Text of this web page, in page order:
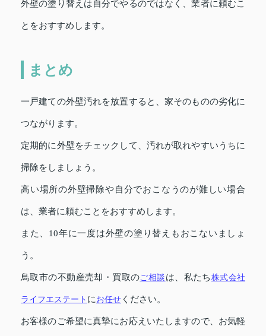
外壁の塗り替えは自分でやるのではなく、業者に頼むこ
とをおすすめします。
まとめ
一戸建ての外壁汚れを放置すると、家そのものの劣化に
つながります。
定期的に外壁をチェックして、汚れが取れやすいうちに
掃除をしましょう。
高い場所の外壁掃除や自分でおこなうのが難しい場合
は、業者に頼むことをおすすめします。
また、10年に一度は外壁の塗り替えもおこないましょ
う。
鳥取市の不動産売却・買取のご相談は、私たち株式会社
ライフエステート にお任せ ください。
お客様のご希望に真摯にお応えいたしますので、お気軽